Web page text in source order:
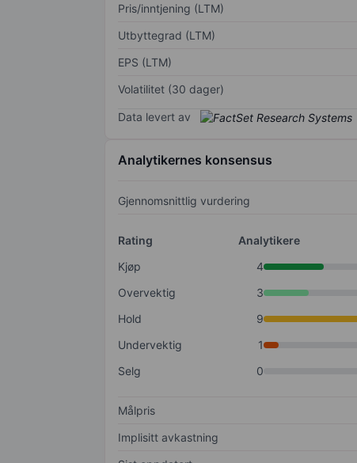
Pris/inntjening (LTM)
Utbyttegrad (LTM)
EPS (LTM)
Volatilitet (30 dager)
Data levert av
Analytikernes konsensus
Gjennomsnittlig vurdering
Rating
Analytikere
Kjøp
4
Overvektig
3
Hold
9
Undervektig
1
Selg
0
Målpris
Implisitt avkastning